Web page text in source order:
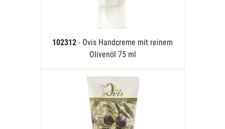
102312 - Ovis Handcreme mit reinem
Olivenöl 75 ml